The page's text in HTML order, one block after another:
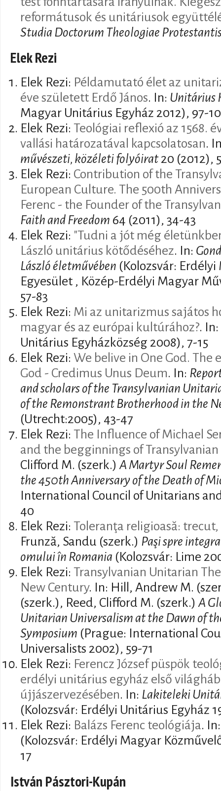
reformátusok és unitáriusok
Studia Doctorum Theologiae
Elek Rezi
Elek Rezi: Példamutató élet az
éve született Erdő János. In: Unitárius
Magyar Unitárius Egyház 2012), 97-
Elek Rezi: Teológiai reflexió az 1568.
vallási határozatával kapcsolatosan.
művészeti, közéleti folyóirat20 (2012),
Elek Rezi: Contribution of the
European Culture. The 500th
Ferenc - the Founder of the
Faith and Freedom 64 (2011), 34-43
Elek Rezi: "Tudni a jót még
László unitárius kötődéséhez. In:
László életművében (Kolozsvár:
Egyesület , Közép-Erdélyi Magyar
57-83
Elek Rezi: Mi az unitarizmus sajátos
magyar és az európai kultúrához?.
Unitárius Egyházközség 2008), 7-15
Elek Rezi: We belive in One God. The
God - Credimus Unus Deum. In:
and scholars of the Transylvanian
of the Remonstrant Brotherhood in the
(Utrecht:2005), 43-47
Elek Rezi: The Influence of Michael
and the begginnings of
Clifford M. (szerk.)A Martyr Soul
the 450th Anniversary of the Death of
International Council of Unitarians
40
Elek Rezi: Toleranţa religioasă:
Frunză, Sandu (szerk.) Paşi spre
omului în Romania (Kolozsvár: Lime
Elek Rezi: Transylvanian Unitarian
New Century. In: Hill, Andrew M.
(szerk.), Reed, Clifford M. (szerk.)A
Unitarian Universalism at the Dawn of
Symposium (Prague: International
Universalists 2002), 59-71
Elek Rezi: Ferencz József püspök
erdélyi unitárius egyház első
újjászervezésében. In: Lakiteleki
(Kolozsvár: Erdélyi Unitárius Egyház
Elek Rezi: Balázs Ferenc teológiája.
(Kolozsvár: Erdélyi Magyar
17
István Pásztori-Kupán